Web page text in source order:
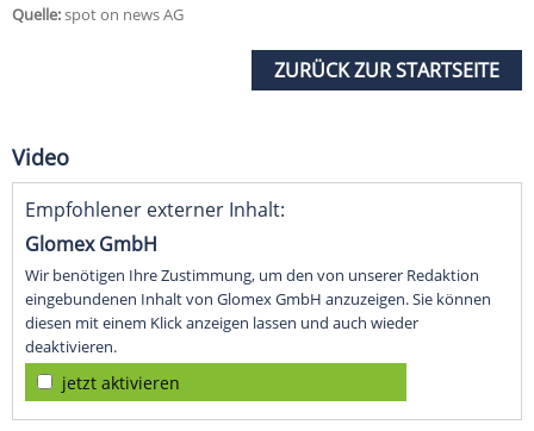
Quelle:spot on news AG
ZURÜCK ZUR STARTSEITE
Video
Empfohlener externer Inhalt:
Glomex GmbH
Wir benötigen Ihre Zustimmung, um den von unserer Redaktion
eingebundenen Inhalt von Glomex GmbH anzuzeigen. Sie können
diesen mit einem Klick anzeigen lassen und auch wieder
deaktivieren.
jetzt aktivieren